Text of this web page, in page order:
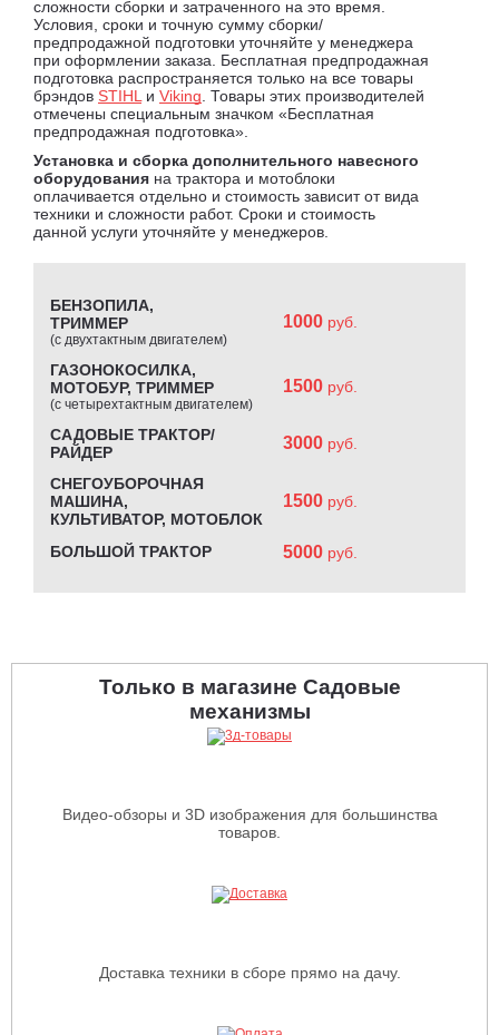
сложности сборки и затраченного на это время.
Условия, сроки и точную сумму сборки/
предпродажной подготовки уточняйте у менеджера
при оформлении заказа. Бесплатная предпродажная
подготовка распространяется только на все товары
брэндов STIHL и Viking . Товары этих производителей
отмечены специальным значком «Бесплатная
предпродажная подготовка».
Установка и сборка дополнительного навесного
оборудования на трактора и мотоблоки
оплачивается отдельно и стоимость зависит от вида
техники и сложности работ. Сроки и стоимость
данной услуги уточняйте у менеджеров.
БЕНЗОПИЛА,
ТРИММЕР
(с двухтактным двигателем)
1000 руб.
ГАЗОНОКОСИЛКА,
МОТОБУР, ТРИММЕР
(с четырехтактным двигателем)
1500 руб.
САДОВЫЕ ТРАКТОР/
РАЙДЕР
3000 руб.
СНЕГОУБОРОЧНАЯ
МАШИНА,
КУЛЬТИВАТОР, МОТОБЛОК
1500 руб.
БОЛЬШОЙ ТРАКТОР 5000 руб.
Только в магазине Садовые
механизмы
Видео-обзоры и 3D изображения для большинства
товаров.
Доставка техники в сборе прямо на дачу.